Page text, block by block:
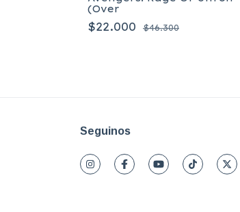
(Over
$22.000 $46.300
Seguinos